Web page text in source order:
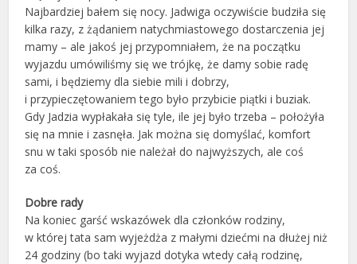
Najbardziej bałem się nocy. Jadwiga oczywiście budziła się
kilka razy, z żądaniem natychmiastowego dostarczenia jej
mamy – ale jakoś jej przypomniałem, że na początku
wyjazdu umówiliśmy się we trójkę, że damy sobie radę
sami, i będziemy dla siebie mili i dobrzy,
i przypieczętowaniem tego było przybicie piątki i buziak.
Gdy Jadzia wypłakała się tyle, ile jej było trzeba – położyła
się na mnie i zasnęła. Jak można się domyślać, komfort
snu w taki sposób nie należał do najwyższych, ale coś
za coś.
Dobre rady
Na koniec garść wskazówek dla członków rodziny,
w której tata sam wyjeżdża z małymi dziećmi na dłużej niż
24 godziny (bo taki wyjazd dotyka wtedy całą rodzinę,